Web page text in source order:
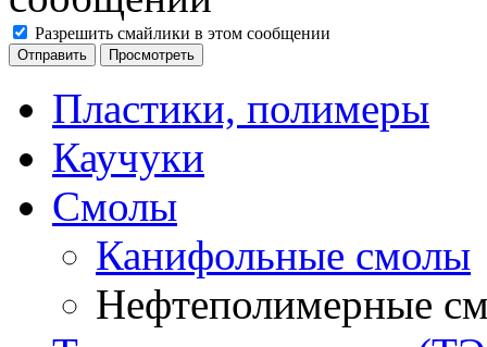
Разрешить смайлики в этом сообщении
Пластики, полимеры
Каучуки
Смолы
Канифольные смолы
Нефтеполимерные